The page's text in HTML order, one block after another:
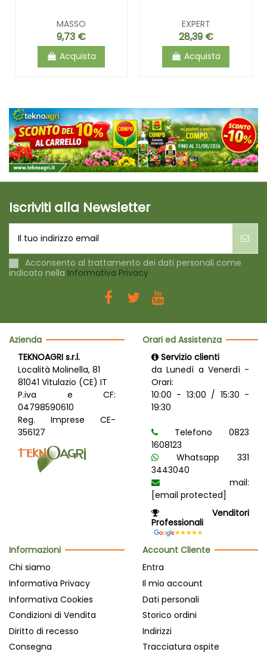
MASSO
9,73 €
Acquista
EXPERT
28,39 €
Acquista
Iscriviti alla Newsletter
Acconsento al trattamento dei dati personali come
indicato nella Informativa Privacy
Azienda
TEKNOAGRI s.r.l.
Località Molinella, 81
81041 Vitulazio (CE) IT
P.iva e CF:
04798590610
Reg. Imprese CE-
356127
Orari ed Assistenza
Servizio clienti
da Lunedì a Venerdì -
Orari:
10:00 - 13:00 / 15:30 -
19:30
Telefono 0823
1608123
Whatsapp 331
3443040
mail:
[email protected]
Venditori
Professionali
Informazioni
Chi siamo
Informativa Privacy
Informativa Cookies
Condizioni di Vendita
Diritto di recesso
Consegna
Account Cliente
Entra
Il mio account
Dati personali
Storico ordini
Indirizzi
Tracciatura ospite